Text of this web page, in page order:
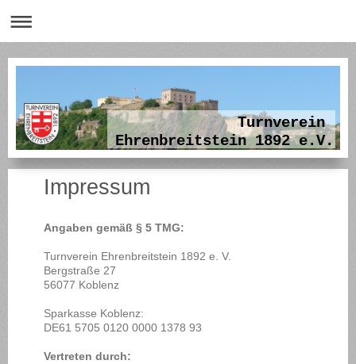
Turnverein
Ehrenbreitstein 1892 e.V.
Impressum
Angaben gemäß § 5 TMG:
Turnverein Ehrenbreitstein 1892 e. V.
Bergstraße 27
56077 Koblenz
Sparkasse Koblenz:
DE61 5705 0120 0000 1378 93
Vertreten durch: